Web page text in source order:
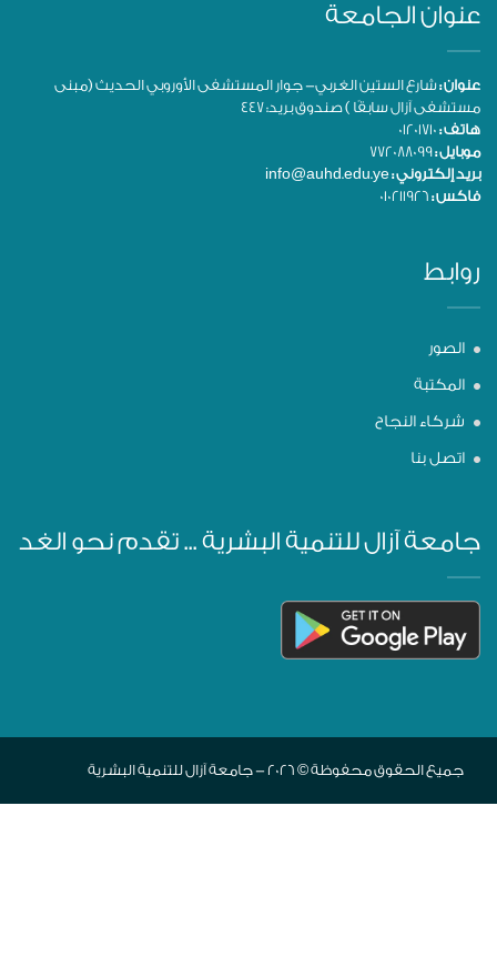
عنوان الجامعة
عنوان :شارع الستين الغربي- جوار المستشفى الأوروبي الحديث (مبنى
مستشفى آزال سابقًا ) صندوق بريد: 447
هاتف :
موبايل :
بريد إلكتروني :
فاكس :
روابط
الصور
المكتبة
شركاء النجاح
اتصل بنا
جامعة آزال للتنمية البشرية ... تقدم نحو الغد
جميع الحقوق محفوظة © 2026 - جامعة آزال للتنمية البشرية